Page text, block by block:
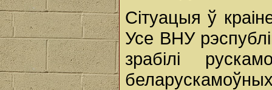
Сітуацыя ў
Усе ВНУ
зрабілі